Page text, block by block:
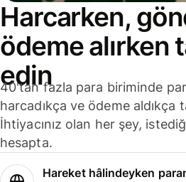
Harcarken,
ödeme alırken
edin
40'tan fazla para biriminde
harcadıkça ve ödeme aldıkça
İhtiyacınız olan her şey,
hesapta.
Hareket hâlindeyken